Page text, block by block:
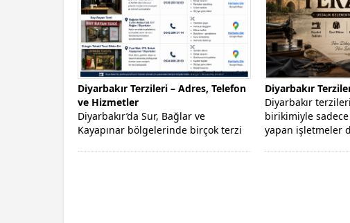
Diyarbakır Terzileri – Adres, Telefon
ve Hizmetler
Diyarbakır’da Sur, Bağlar ve
Kayapınar bölgelerinde birçok terzi
Diyarbakır
Diyarbakır
birikimiyle
yapan işletmeler